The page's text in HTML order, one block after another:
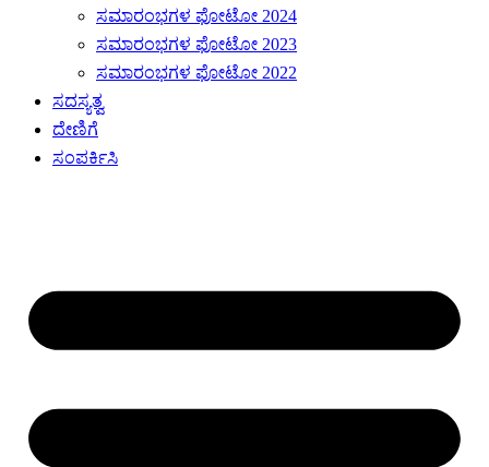
ಸಮಾರಂಭಗಳ ಫೋಟೋ 2024
ಸಮಾರಂಭಗಳ ಫೋಟೋ 2023
ಸಮಾರಂಭಗಳ ಫೋಟೋ 2022
ಸದಸ್ಯತ್ವ
ದೇಣಿಗೆ
ಸಂಪರ್ಕಿಸಿ